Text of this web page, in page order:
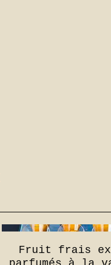
Fruit frais